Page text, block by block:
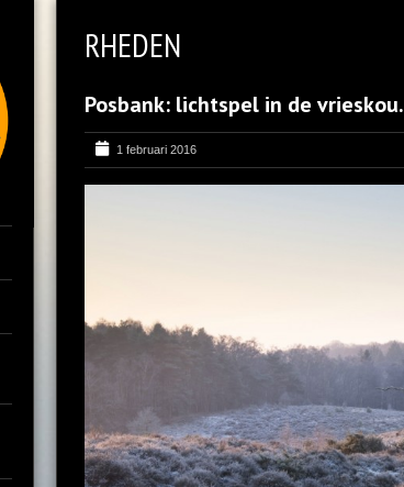
RHEDEN
Posbank: lichtspel in de vrieskou.
1 februari 2016